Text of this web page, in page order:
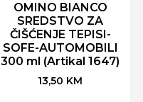
OMINO BIANCO
SREDSTVO ZA
ČIŠĆENJE TEPISI-
SOFE-AUTOMOBILI
300 ml (Artikal 1647)
13,50 KM